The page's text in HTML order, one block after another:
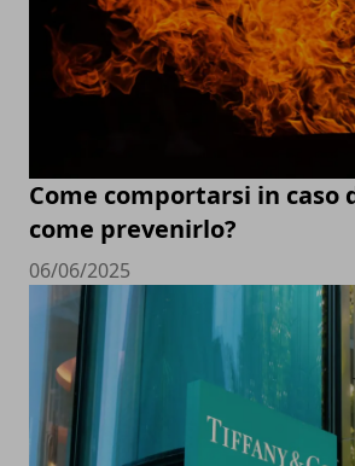
Come comportarsi in caso
come prevenirlo?
06/06/2025